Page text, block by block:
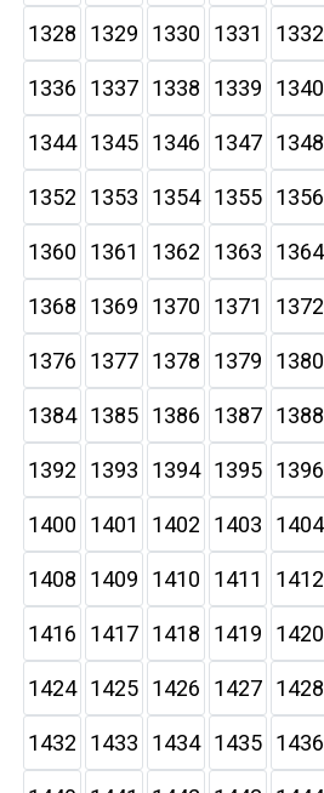
1328 1329 1330 1331 1332
1336 1337 1338 1339 1340
1344 1345 1346 1347 1348
1352 1353 1354 1355 1356
1360 1361 1362 1363 1364
1368 1369 1370 1371 1372
1376 1377 1378 1379 1380
1384 1385 1386 1387 1388
1392 1393 1394 1395 1396
1400 1401 1402 1403 1404
1408 1409 1410 1411 1412
1416 1417 1418 1419 1420
1424 1425 1426 1427 1428
1432 1433 1434 1435 1436